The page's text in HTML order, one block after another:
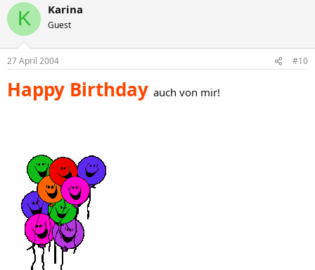
K Karina
Guest
27 April 2004 #10
Happy Birthday auch von mir!